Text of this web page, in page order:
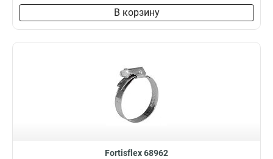
В корзину
Fortisflex 68962